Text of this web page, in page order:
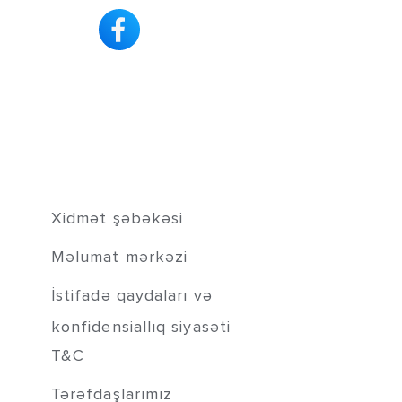
Xidmət şəbəkəsi
Məlumat mərkəzi
İstifadə qaydaları və
konfidensiallıq siyasəti
T&C
Tərəfdaşlarımız